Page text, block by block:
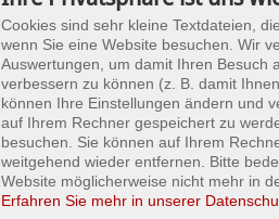
12.02.2021 17:10 - T10
17.02.2021 11:22 - B06
Cookies sind sehr kleine Textdateien,
wenn Sie eine Website besuchen. Wir
Auswertungen, um damit Ihren Besuch
verbessern zu können (z. B. damit
können Ihre Einstellungen ändern und
auf Ihrem Rechner gespeichert zu
besuchen. Sie können auf Ihrem
weitgehend wieder entfernen. Bitte
Website möglicherweise nicht mehr in
Erfahren Sie mehr in unserer